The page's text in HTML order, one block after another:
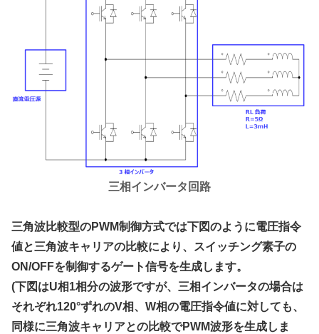
三相インバータ回路
三角波比較型のPWM制御方式では下図のように電圧指令
値と三角波キャリアの比較により、スイッチング素子の
ON/OFFを制御するゲート信号を生成します。
(下図はU相1相分の波形ですが、三相インバータの場合は
それぞれ120°ずれのV相、W相の電圧指令値に対しても、
同様に三角波キャリアとの比較でPWM波形を生成しま